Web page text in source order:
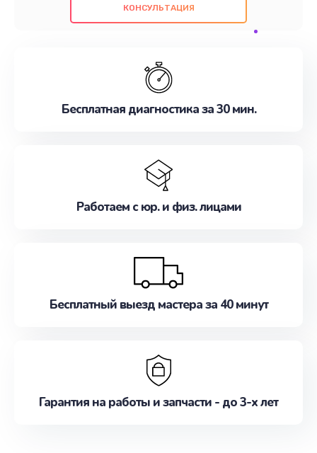
проведенных работ. Наша цель - предоставить
наилучшим образом. Не медлите записаться на
КОНСУЛЬТАЦИЯ
Бесплатная диагностика за 30 мин.
Работаем с юр. и физ. лицами
Бесплатный выезд мастера за 40 минут
Гарантия на работы и запчасти - до 3-х лет